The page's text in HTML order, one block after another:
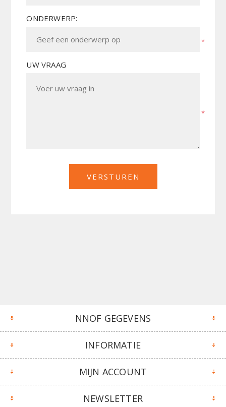
ONDERWERP:
*
UW VRAAG
*
NNOF GEGEVENS
INFORMATIE
MIJN ACCOUNT
NEWSLETTER